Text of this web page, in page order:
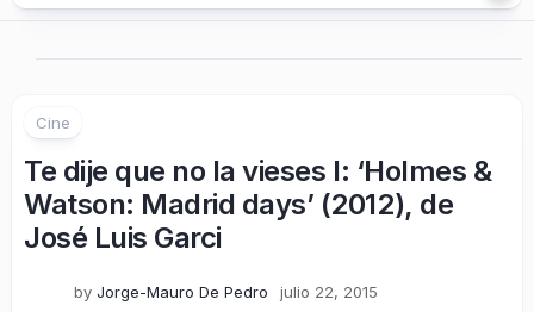
Cine
Te dije que no la vieses I: ‘Holmes &
Watson: Madrid days’ (2012), de
José Luis Garci
by Jorge-Mauro De Pedro julio 22, 2015